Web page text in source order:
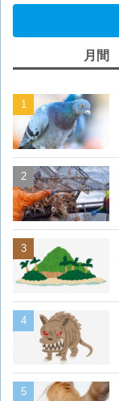
月間